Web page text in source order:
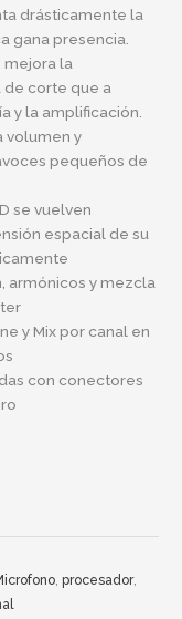
drásticamente la
gana presencia.
mejora la
de corte que a
y la amplificación.
volumen y
pequeños de
se vuelven
espacial de su
armónicos y mezcla
y Mix por canal en
con conectores
,procesador,